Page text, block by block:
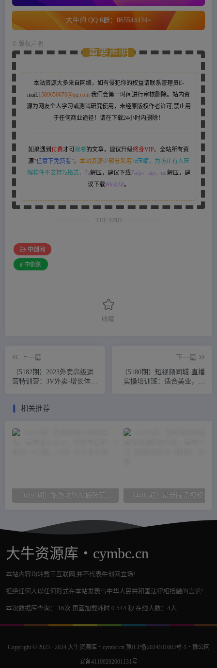
大牛的 QQ 6群：865544434~
版权声明
重要声明
本站资源大多来自网络，如有侵犯你的权益请联系管理员E-
mail:1589650676@qq.com 我们会第一时间进行审核删除。站内资
源为网友个人学习或测试研究使用，未经原版权作者许可,禁止用
于任何商业途径！请在下载24小时内删除！
如果遇到 付费才可 观看 的文章，建议升级终身VIP。 全站所有资
源“任意下免费看”。 本站资源少部分采用7z压缩，
为防止有人压
缩软件不支持7z格式，7z解压，建议下载7-zip，zip、rar解压，建
议下载WinRAR。
THE END
中创网
# 中创创
收藏
上一篇
（5182期）2023外卖高级运
营特训营：3V外卖-增长体
下一篇
（5180期）短视频同城·直播
实操培训班：适合美业，餐
相关推荐
大牛资源库・cymbc.cn
本站内容均转载于互联网,并不代表牛创网立场!
拒绝任何人以任何形式在本站发表与中华人民共和国法律相抵触的言论!
本次数据库查询： 16次 页面加载耗时 0.544 秒 在线人数：4人
Copyright © 2023 - 2024 大牛资源库・cymbc.cn 豫ICP备2024101683号-1 ・ 豫公网
安备41100202001131号